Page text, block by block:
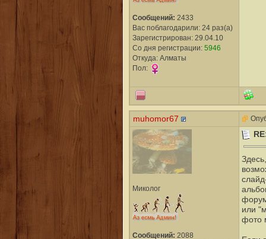
Сообщений: 2433
Вас поблагодарили: 24 раз(а)
Зарегистрирован: 29.04.10
Со дня регистрации: 5946
Откуда: Алматы
Пол:
muhomor67
Миколог
Сообщений: 2088
или
фото